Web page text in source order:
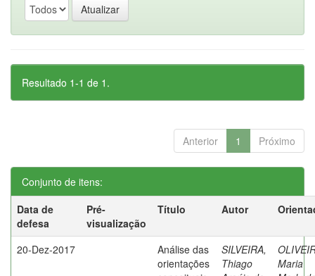
Resultado 1-1 de 1.
Anterior 1 Próximo
Conjunto de itens:
Data de
defesa
Pré-
visualização
Título Autor
20-Dez-2017
Análise das
orientações
SILVEIRA,
Thiago
Maria